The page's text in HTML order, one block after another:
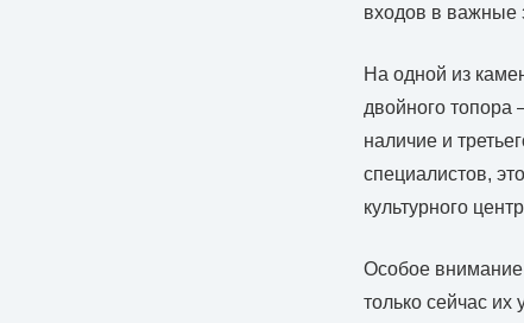
входов в важные
На одной из
двойного топора
наличие и
специалистов,
культурного
Особое внимание
только сейчас их